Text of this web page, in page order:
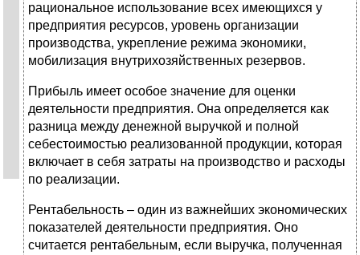
рациональное использование всех имеющихся у
предприятия ресурсов, уровень организации
производства, укрепление режима экономики,
мобилизация внутрихозяйственных резервов.
Прибыль имеет особое значение для оценки
деятельности предприятия. Она определяется как
разница между денежной выручкой и полной
себестоимостью реализованной продукции, которая
включает в себя затраты на производство и расходы
по реализации.
Рентабельность – один из важнейших экономических
показателей деятельности предприятия. Оно
считается рентабельным, если выручка, полученная